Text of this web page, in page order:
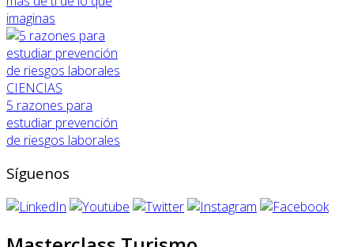
imaginas
CIENCIAS
5 razones para
estudiar prevención
de riesgos laborales
Síguenos